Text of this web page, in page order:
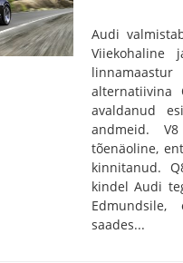
Audi
Viiekohaline
alternatiivina
avaldanud
andmeid.
tõenäoline,
kinnitanud.
kindel Audi
saades...